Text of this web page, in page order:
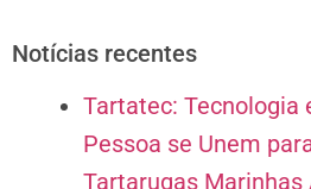
Notícias recentes
Tartatec: Tecnologia
Pessoa se Unem
Tartarugas Marinhas